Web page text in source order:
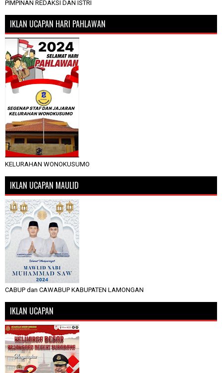
PIMPINAN REDAKSI DAN ISTRI
IKLAN UCAPAN HARI PAHLAWAN
KELURAHAN WONOKUSUMO
IKLAN UCAPAN MAULID
CABUP dan CAWABUP KABUPATEN LAMONGAN
IKLAN UCAPAN